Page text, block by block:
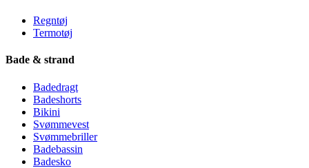
Regntøj
Termotøj
Bade & strand
Badedragt
Badeshorts
Bikini
Svømmevest
Svømmebriller
Badebassin
Badesko